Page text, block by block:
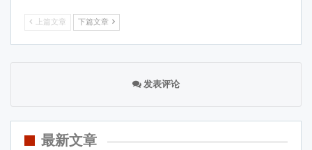
上篇文章 下篇文章
发表评论
最新文章